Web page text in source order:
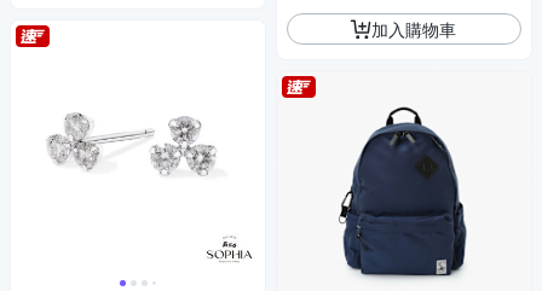
加入購物車